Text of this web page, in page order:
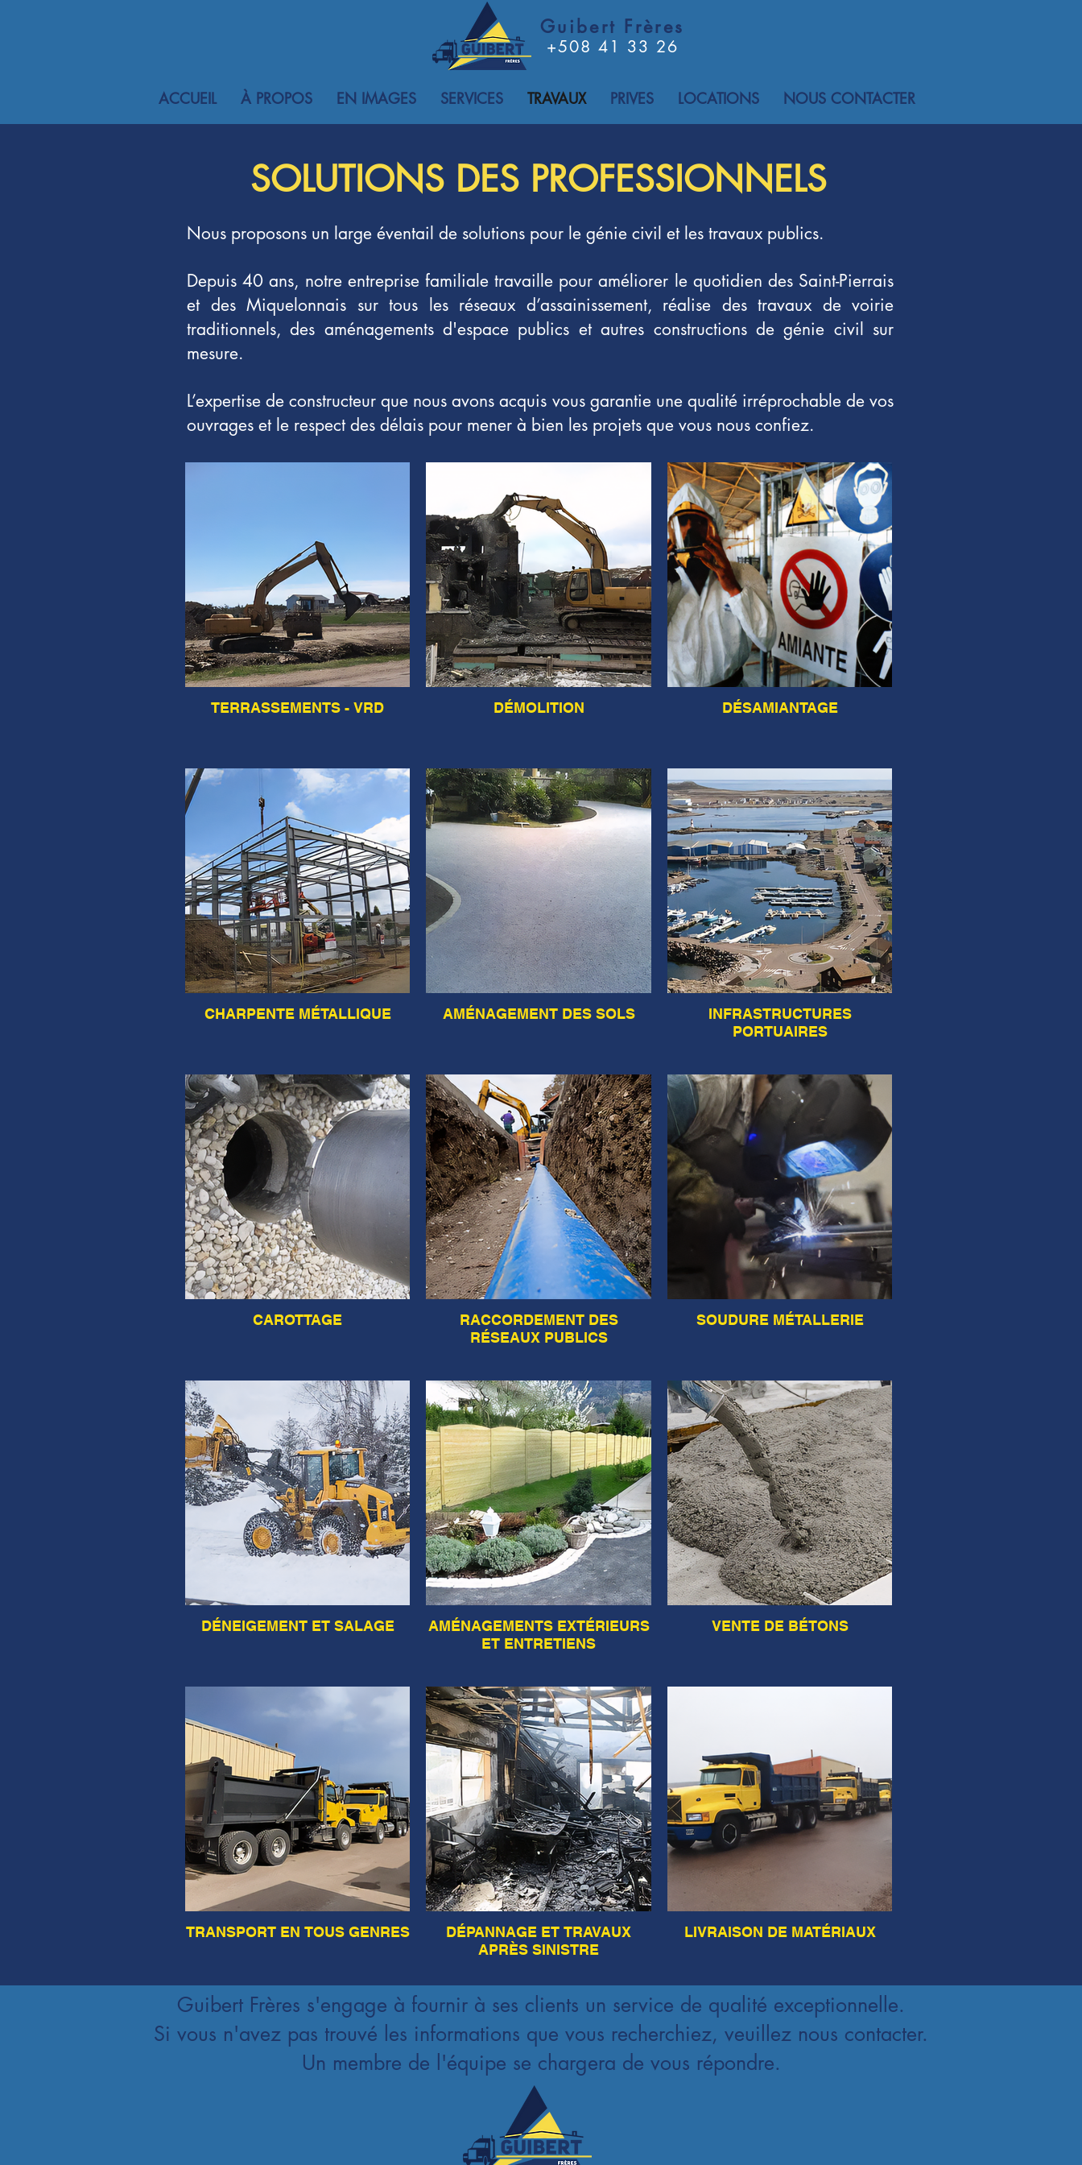
Guibert Frères
+508 41 33 26
ACCUEIL À PROPOS EN IMAGES SERVICES TRAVAUX PRIVES LOCATIONS NOUS CONTACTER
SOLUTIONS DES PROFESSIONNELS
Nous proposons un large éventail de solutions pour le génie civil et les travaux publics.
Depuis 40 ans, notre entreprise familiale travaille pour améliorer le quotidien des Saint-Pierrais
et des Miquelonnais sur tous les réseaux d’assainissement, réalise des travaux de voirie
traditionnels, des aménagements d'espace publics et autres constructions de génie civil sur
mesure.
L’expertise de constructeur que nous avons acquis vous garantie une qualité irréprochable de vos
ouvrages et le respect des délais pour mener à bien les projets que vous nous confiez.
TERRASSEMENTS - VRD DÉMOLITION DÉSAMIANTAGE
CHARPENTE MÉTALLIQUE AMÉNAGEMENT DES SOLS
INFRASTRUCTURES
PORTUAIRES
CAROTTAGE
RACCORDEMENT DES
RÉSEAUX PUBLICS
SOUDURE MÉTALLERIE
DÉNEIGEMENT ET SALAGE
AMÉNAGEMENTS EXTÉRIEURS
ET ENTRETIENS
VENTE DE BÉTONS
TRANSPORT EN TOUS GENRES
DÉPANNAGE ET TRAVAUX
APRÈS SINISTRE
LIVRAISON DE MATÉRIAUX
Guibert Frères s'engage à fournir à ses clients un service de qualité exceptionnelle.
Si vous n'avez pas trouvé les informations que vous recherchiez, veuillez nous contacter.
Un membre de l'équipe se chargera de vous répondre.